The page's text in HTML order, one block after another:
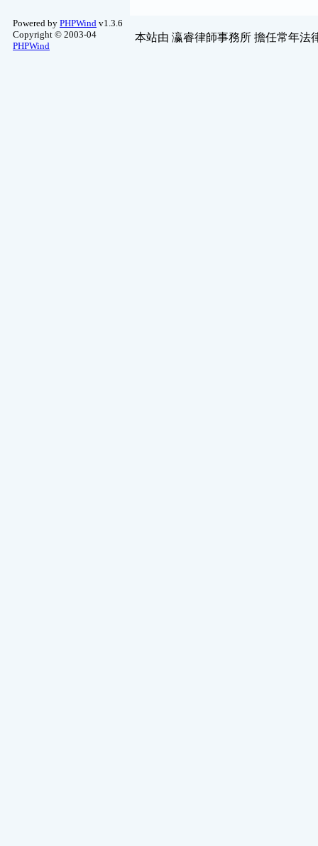
Powered by PHPWind v1.3.6
Copyright © 2003-04
PHPWind
本站由 瀛睿律師事務所 擔任常年法